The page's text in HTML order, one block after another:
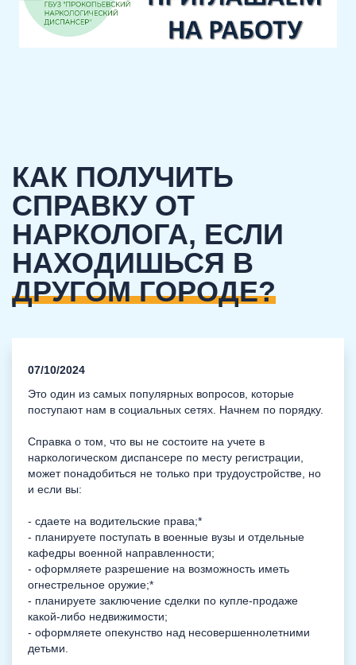
КАК ПОЛУЧИТЬ
СПРАВКУ ОТ
НАРКОЛОГА, ЕСЛИ
НАХОДИШЬСЯ В
ДРУГОМ ГОРОДЕ?
07/10/2024
Это один из самых популярных вопросов, которые
поступают нам в социальных сетях. Начнем по порядку.
Справка о том, что вы не состоите на учете в
наркологическом диспансере по месту регистрации,
может понадобиться не только при трудоустройстве, но
и если вы:
- сдаете на водительские права;*
- планируете поступать в военные вузы и отдельные
кафедры военной направленности;
- оформляете разрешение на возможность иметь
огнестрельное оружие;*
- планируете заключение сделки по купле-продаже
какой-либо недвижимости;
- оформляете опекунство над несовершеннолетними
детьми.